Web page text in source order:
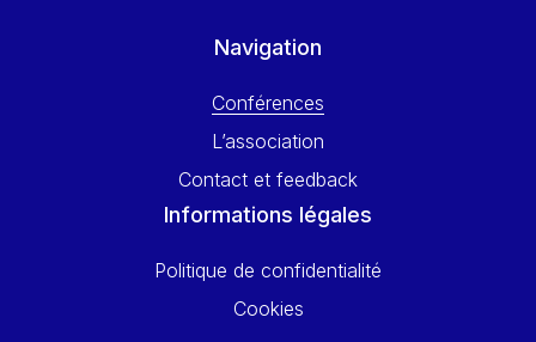
Navigation
Conférences
L’association
Contact et feedback
Informations légales
Politique de confidentialité
Cookies